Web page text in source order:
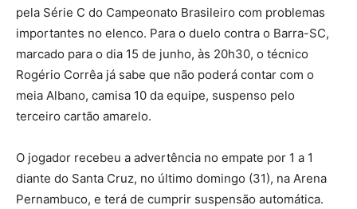
pela Série C do Campeonato Brasileiro com problemas
importantes no elenco. Para o duelo contra o Barra-SC,
marcado para o dia 15 de junho, às 20h30, o técnico
Rogério Corrêa já sabe que não poderá contar com o
meia Albano, camisa 10 da equipe, suspenso pelo
terceiro cartão amarelo.
O jogador recebeu a advertência no empate por 1 a 1
diante do Santa Cruz, no último domingo (31), na Arena
Pernambuco, e terá de cumprir suspensão automática.